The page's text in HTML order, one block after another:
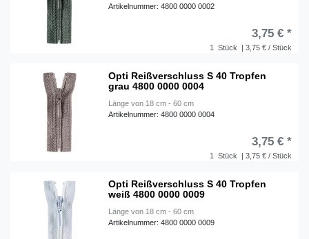
Artikelnummer: 4800 0000 0002
1 Stück | 3,75 € / Stück
3,75 € *
Opti Reißverschluss S 40 Tropfen
grau 4800 0000 0004
Länge von 18 cm - 60 cm
Artikelnummer: 4800 0000 0004
1 Stück | 3,75 € / Stück
3,75 € *
Opti Reißverschluss S 40 Tropfen
weiß 4800 0000 0009
Länge von 18 cm - 60 cm
Artikelnummer: 4800 0000 0009